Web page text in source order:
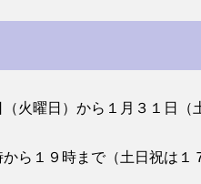
（火曜日）から１月３１日（
ら１９時まで（土日祝は１